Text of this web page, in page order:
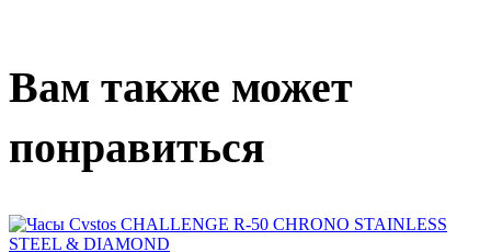
Вам также может
понравиться